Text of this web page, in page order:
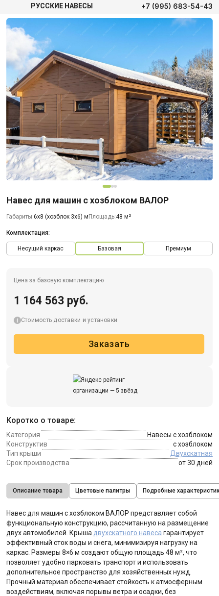
РУССКИЕ НАВЕСЫ +7 (995) 683-54-43
Навес для машин с хозблоком ВАЛОР
Габариты:6х8 (хозблок 3х6) м Площадь:48 м²
Комплектация:
Несущий каркас Базовая Премиум
Коротко о товаре:
Категория
Навесы с хозблоком
Конструктив
с хозблоком
Тип крыши
Двухскатная
Срок производства
от 30 дней
Цена за базовую комплектацию
1 164 563 руб.
Стоимость доставки и установки
Заказать
Описание товара Цветовые палитры Подробные
Навес для машин с хозблоком ВАЛОР представляет собой
функциональную конструкцию, рассчитанную на размещение
двух автомобилей. Крыша двухскатного навеса гарантирует
эффективный сток воды и снега, минимизируя нагрузку на
каркас. Размеры 8×6 м создают общую площадь 48 м², что
позволяет удобно парковать транспорт и использовать
дополнительное пространство для хозяйственных нужд.
Прочный материал обеспечивает стойкость к атмосферным
воздействиям, включая порывы ветра и осадки, без